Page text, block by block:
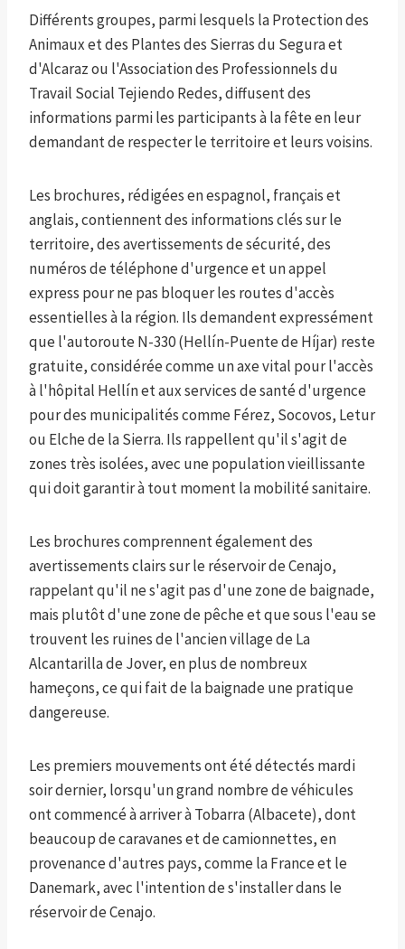
Différents groupes, parmi lesquels la Protection des
Animaux et des Plantes des Sierras du Segura et
d'Alcaraz ou l'Association des Professionnels du
Travail Social Tejiendo Redes, diffusent des
informations parmi les participants à la fête en leur
demandant de respecter le territoire et leurs voisins.
Les brochures, rédigées en espagnol, français et
anglais, contiennent des informations clés sur le
territoire, des avertissements de sécurité, des
numéros de téléphone d'urgence et un appel
express pour ne pas bloquer les routes d'accès
essentielles à la région. Ils demandent expressément
que l'autoroute N-330 (Hellín-Puente de Híjar) reste
gratuite, considérée comme un axe vital pour l'accès
à l'hôpital Hellín et aux services de santé d'urgence
pour des municipalités comme Férez, Socovos, Letur
ou Elche de la Sierra. Ils rappellent qu'il s'agit de
zones très isolées, avec une population vieillissante
qui doit garantir à tout moment la mobilité sanitaire.
Les brochures comprennent également des
avertissements clairs sur le réservoir de Cenajo,
rappelant qu'il ne s'agit pas d'une zone de baignade,
mais plutôt d'une zone de pêche et que sous l'eau se
trouvent les ruines de l'ancien village de La
Alcantarilla de Jover, en plus de nombreux
hameçons, ce qui fait de la baignade une pratique
dangereuse.
Les premiers mouvements ont été détectés mardi
soir dernier, lorsqu'un grand nombre de véhicules
ont commencé à arriver à Tobarra (Albacete), dont
beaucoup de caravanes et de camionnettes, en
provenance d'autres pays, comme la France et le
Danemark, avec l'intention de s'installer dans le
réservoir de Cenajo.